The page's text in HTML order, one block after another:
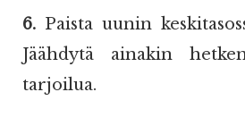
6. Paista uunin
Jäähdytä ainakin
tarjoilua.